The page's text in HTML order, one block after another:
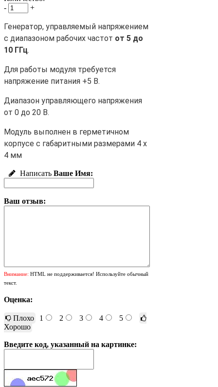
-
+
Генератор, управляемый напряжением
с диапазоном рабочих частот от 5 до
10 ГГц.
Для работы модуля требуется
напряжение питания +5 В.
Диапазон управляющего напряжения
от 0 до 20 В.
Модуль выполнен в герметичном
корпусе с габаритными размерами 4 х
4 мм
Написать Ваше Имя:
Ваш отзыв:
Внимание: HTML не поддерживается! Используйте обычный
текст.
Оценка:
Плохо 1 2 3 4
5
Хорошо
Введите код, указанный на картинке: